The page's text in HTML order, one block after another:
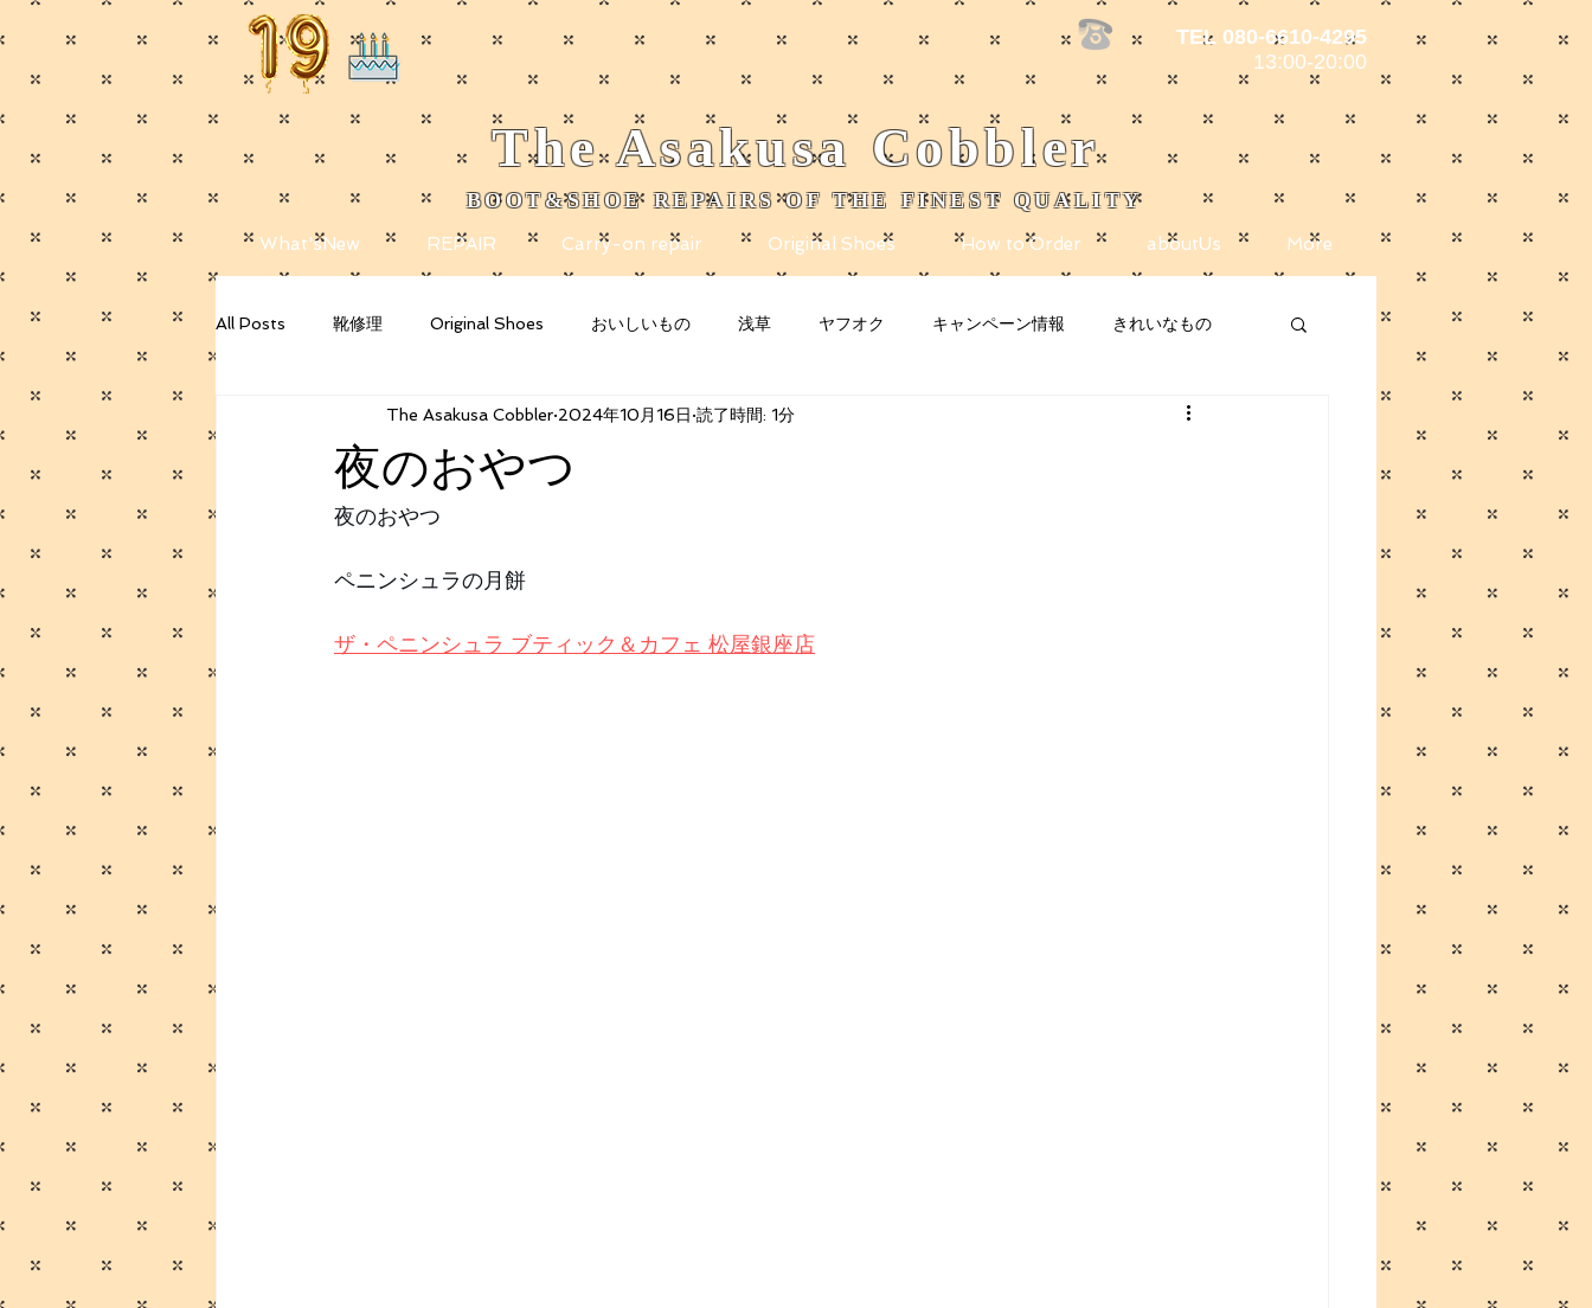
TEL 080-6610-4295
13:00-20:00
TheAsakusa Cobbler
​BOOT&SHOE REPAIRS OF THE FINEST QUALITY
What'sNew REPAIR Carry-on repair Original Shoes How to Order aboutUs More
All Posts 靴修理 Original Shoes おいしいもの 浅草 ヤフオク キャンペーン情報 きれいなもの
Your Community Blogging Tips グッズ メディア掲載
夜のおやつ
The Asakusa Cobbler 2024年10月16日 読了時間: 1分
夜のおやつ
ペニンシュラの月餅
ザ・ペニンシュラ ブティック＆カフェ 松屋銀座店